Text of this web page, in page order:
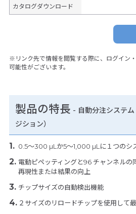
カタログダウンロード
※リンク先で情報を閲覧する際に、ログイン
可能性がございます。
製品の特長 - 自動分注シス
ジション）
0.5～300 µLか5～1,000 µLに１つのシ
電動ピペッティングと96 チャンネルの
再現性または結果の向上
チップサイズの自動検出機能
２サイズのリロードチップを使用して